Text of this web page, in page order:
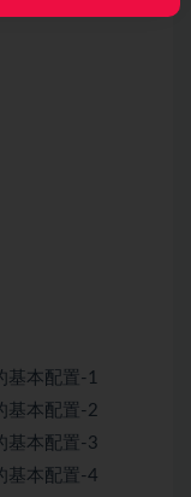
基本配置-1
基本配置-2
基本配置-3
基本配置-4